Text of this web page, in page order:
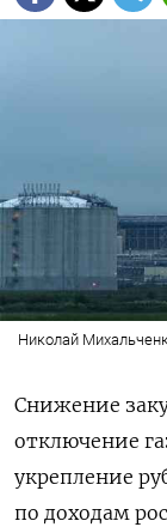
Николай
Снижение
отключение
укрепление
по доходам